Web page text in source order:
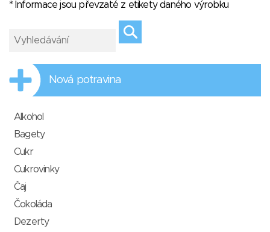
* Informace jsou převzaté z etikety daného výrobku
Nová potravina
Alkohol
Bagety
Cukr
Cukrovinky
Čaj
Čokoláda
Dezerty